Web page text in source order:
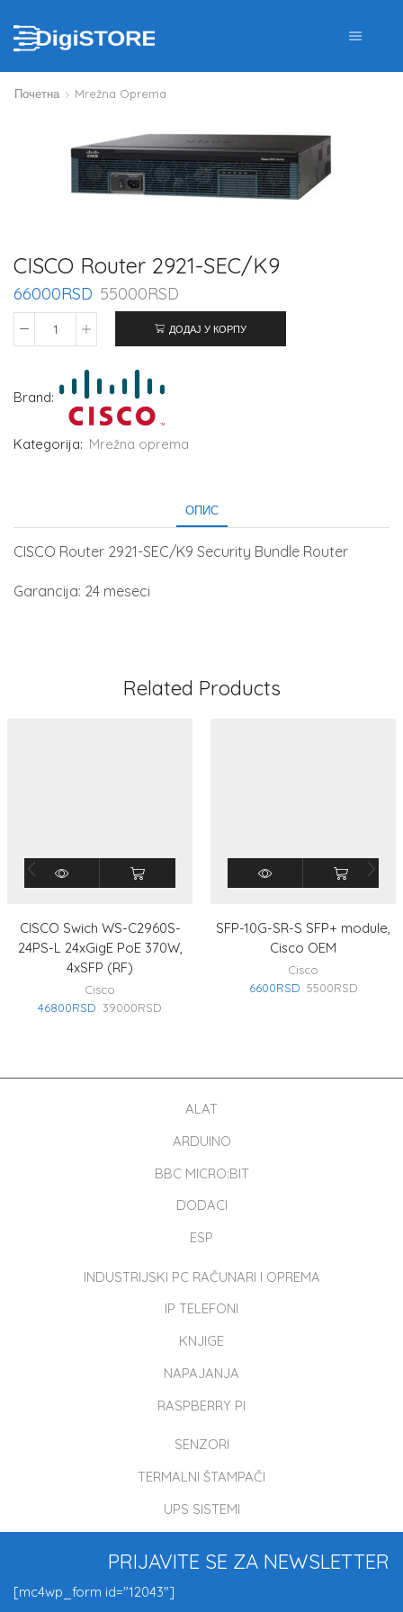
Почетна Mrežna Oprema
CISCO Router 2921-SEC/K9
66000RSD 55000RSD
ДОДАЈ У КОРПУ
Brand:
Kategorija: Mrežna oprema
ОПИС
CISCO Router 2921-SEC/K9 Security Bundle Router
Garancija: 24 meseci
Related Products
CISCO Swich WS-C2960S-
24PS-L 24xGigE PoE 370W,
4xSFP (RF)
Cisco
46800RSD 39000RSD
SFP-10G-SR-S SFP+ module,
Cisco OEM
Cisco
6600RSD 5500RSD
ALAT
ARDUINO
BBC MICRO:BIT
DODACI
ESP
INDUSTRIJSKI PC RAČUNARI I OPREMA
IP TELEFONI
KNJIGE
NAPAJANJA
RASPBERRY PI
SENZORI
TERMALNI ŠTAMPAČI
UPS SISTEMI
PRIJAVITE SE ZA NEWSLETTER
[mc4wp_form id="12043"]